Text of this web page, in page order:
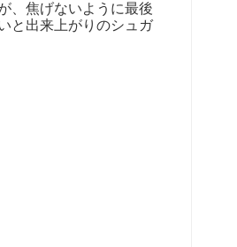
、焦げないように最後
と出来上がりのシュガ